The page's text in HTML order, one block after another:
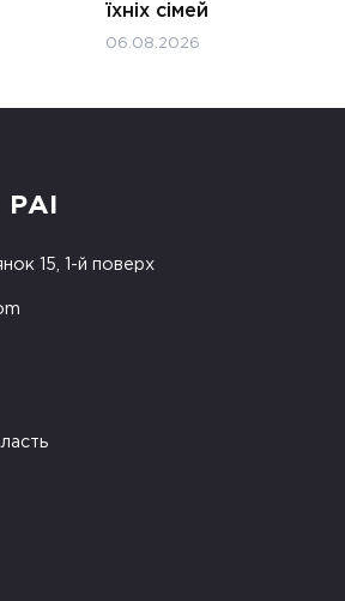
їхніх сімей
06.08.2026
15, 1-й поверх